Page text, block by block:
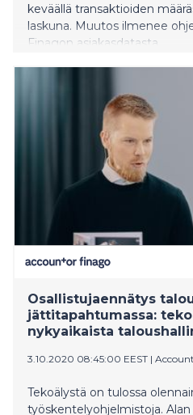
keväällä transaktioiden
laskuna. Muutos ilmenee
Finagon asiakasdatasta.
Osallistujaennätys
jättitapahtumassa:
nykyaikaista
3.10.2020 08:45:00 EEST |
Tekoälystä on tulossa
työskentelyohjelmistoja.